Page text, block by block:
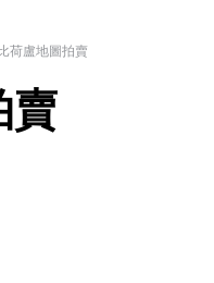
比荷盧地圖拍賣
賣